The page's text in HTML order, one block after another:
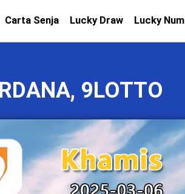
Carta Senja Lucky Draw Lucky
9LOTTO